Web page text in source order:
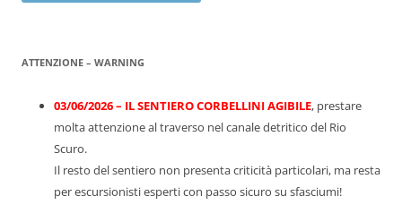
ATTENZIONE – WARNING
03/06/2026 – IL SENTIERO CORBELLINI AGIBILE, prestare
molta attenzione al traverso nel canale detritico del Rio
Scuro.
Il resto del sentiero non presenta criticità particolari, ma resta
per escursionisti esperti con passo sicuro su sfasciumi!